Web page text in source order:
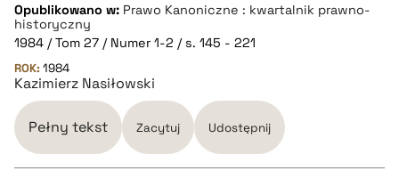
pobierz cytat
BIBTEX
pobierz cytat
Opublikowano w: Prawo Kanoniczne : kwartalnik prawno-
historyczny
1984 / Tom 27 / Numer 1-2 / s. 145 - 221
ROK: 1984
Kazimierz Nasiłowski
Pełny tekst Zacytuj Udostępnij